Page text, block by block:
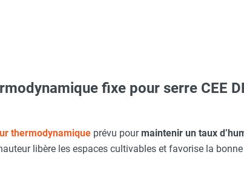
départ avant 13h) - SPLUS
protège-menton Smartguard PE 10H - HUSQVARNA
S - HUSQVARNA
fixe pour serre CEE
thermodynamique prévu pourmaintenir un taux
libère les espaces cultivables et favorise la